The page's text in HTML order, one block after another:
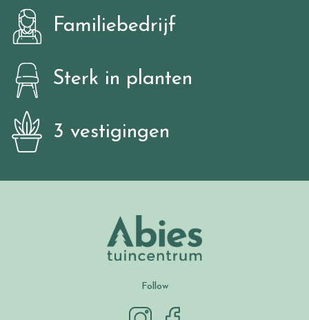
Familiebedrijf
Sterk in planten
3 vestigingen
Follow